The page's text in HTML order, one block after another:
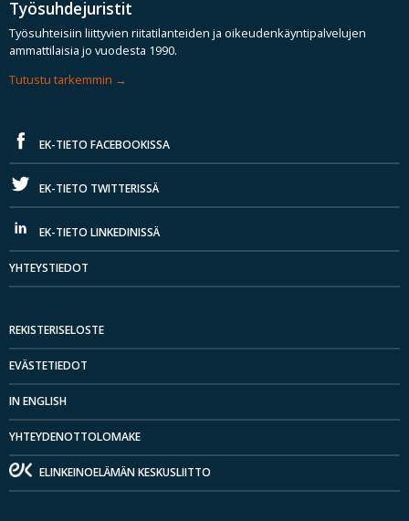
Työsuhdejuristit
Työsuhteisiin liittyvien riitatilanteiden ja oikeudenkäyntipalvelujen
ammattilaisia jo vuodesta 1990.
Tutustu tarkemmin
EK-TIETO FACEBOOKISSA
EK-TIETO TWITTERISSÄ
EK-TIETO LINKEDINISSÄ
YHTEYSTIEDOT
REKISTERISELOSTE
EVÄSTETIEDOT
IN ENGLISH
YHTEYDENOTTOLOMAKE
ELINKEINOELÄMÄN KESKUSLIITTO